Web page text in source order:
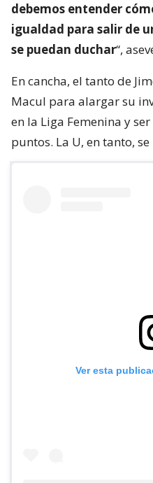
debemos entender
igualdad para salir de
se puedan duchar“,
En cancha, el tanto de
Macul para alargar su
en la Liga Femenina y
puntos. La U, en tanto,
Ver esta